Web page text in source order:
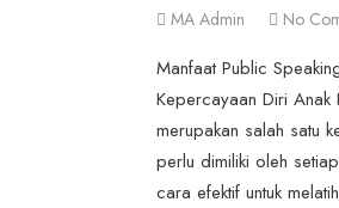
MA Admin No
Manfaat Public
Kepercayaan Diri
merupakan salah satu
perlu dimiliki oleh
cara efektif untuk